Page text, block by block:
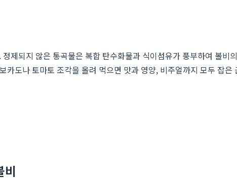
제되지 않은 통곡물은 복합 탄수화물과 식이섬유가 풍부하여 볼비
도나 토마토 조각을 올려 먹으면 맛과 영양, 비주얼까지 모두 잡
비